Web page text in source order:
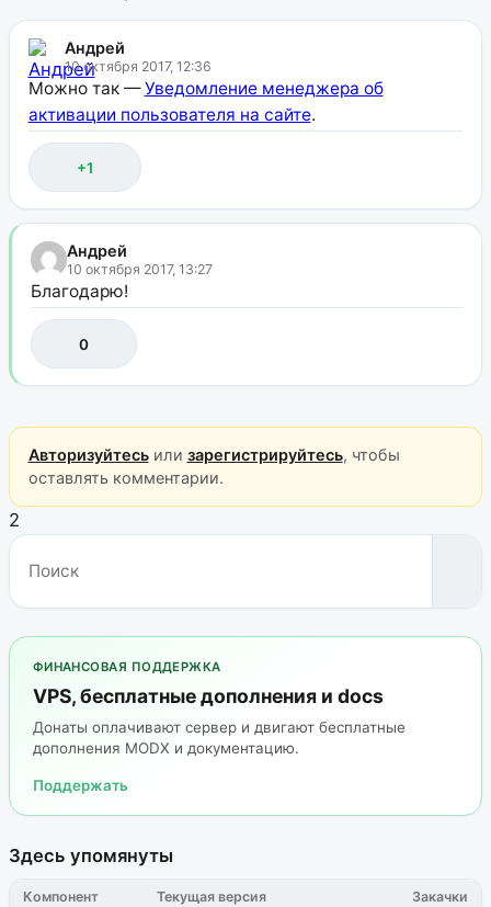
Андрей
10 октября 2017, 12:36
Можно так —Уведомление менеджера об
активации пользователя на сайте.
+1
Андрей
10 октября 2017, 13:27
Благодарю!
0
Авторизуйтесьили зарегистрируйтесь, чтобы
оставлять комментарии.
2
ФИНАНСОВАЯ ПОДДЕРЖКА
VPS, бесплатные дополнения и docs
Донаты оплачивают сервер и двигают бесплатные
дополнения MODX и документацию.
Поддержать
Здесь упомянуты
Компонент Текущая версия Закачки